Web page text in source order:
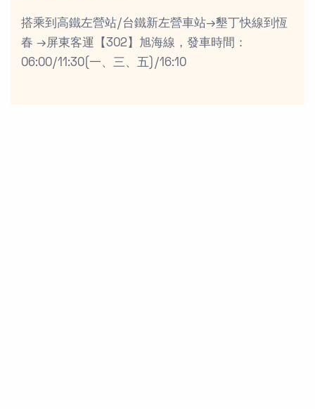
搭乘到高鐵左營站/台鐵新左營車站→墾丁快線到恆
春 →屏東客運【302】旭海線，發車時間：
06:00/11:30(一、三、五)/16:10